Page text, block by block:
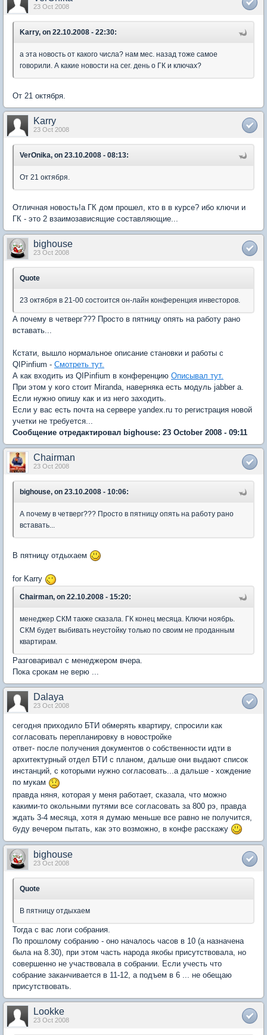
23 Oct 2008
Karry, on 22.10.2008 - 22:30:
а эта новость от какого числа? нам мес. назад тоже самое
говорили. А какие новости на сег. день о ГК и ключах?
От 21 октября.
Karry
23 Oct 2008
VerOnika, on 23.10.2008 - 08:13:
От 21 октября.
Отличная новость!а ГК дом прошел, кто в в курсе? ибо ключи и
ГК - это 2 взаимозависящие составляющие...
bighouse
23 Oct 2008
Quote
23 октября в 21-00 состоится он-лайн конференция инвесторов.
А почему в четверг??? Просто в пятницу опять на работу рано
вставать...
Кстати, вышло нормальное описание становки и работы с
QIPinfium - Смотреть тут.
А как входить из QIPinfium в конференцию Описывал тут.
При этом у кого стоит Miranda, наверняка есть модуль jabber a.
Если нужно опишу как и из него заходить.
Если у вас есть почта на сервере yandex.ru то регистрация новой
учетки не требуется...
Сообщение отредактировал bighouse: 23 October 2008 - 09:11
Chairman
23 Oct 2008
bighouse, on 23.10.2008 - 10:06:
А почему в четверг??? Просто в пятницу опять на работу рано
вставать...
В пятницу отдыхаем
for Karry
Chairman, on 22.10.2008 - 15:20:
менеджер СКМ также сказала. ГК конец месяца. Ключи ноябрь.
СКМ будет выбивать неустойку только по своим не проданным
квартирам.
Разговаривал с менеджером вчера.
Пока срокам не верю ...
Dalaya
23 Oct 2008
сегодня приходило БТИ обмерять квартиру, спросили как
согласовать перепланировку в новостройке
ответ- после получения документов о собственности идти в
архитектурный отдел БТИ с планом, дальше они выдают список
инстанций, с которыми нужно согласовать...а дальше - хождение
по мукам
правда няня, которая у меня работает, сказала, что можно
какими-то окольными путями все согласовать за 800 рэ, правда
ждать 3-4 месяца, хотя я думаю меньше все равно не получится,
буду вечером пытать, как это возможно, в конфе расскажу
bighouse
23 Oct 2008
Quote
В пятницу отдыхаем
Тогда с вас логи собрания.
По прошлому собранию - оно началось часов в 10 (а назначена
была на 8.30), при этом часть народа якобы присутствовала, но
совершенно не участвовала в собрании. Если учесть что
собрание заканчивается в 11-12, а подъем в 6 ... не обещаю
присутствовать.
Lookke
23 Oct 2008